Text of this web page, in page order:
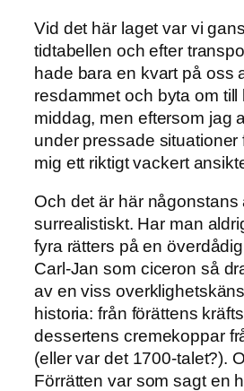
Vid det här laget var vi
tidtabellen och efter
hade bara en kvart på oss
resdammet och byta om till
middag, men eftersom jag
under pressade situationer
mig ett riktigt vackert
Och det är här någonstans
surrealistiskt. Har man
fyra rätters på en
Carl-Jan som ciceron så
av en viss
historia: från förättens
dessertens cremekoppar
(eller var det 1700-talet?).
Förrätten var som sagt en